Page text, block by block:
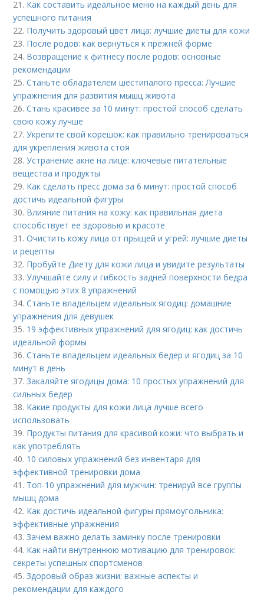
21. Как составить идеальное меню на каждый день для
успешного питания
22. Получить здоровый цвет лица: лучшие диеты для кожи
23. После родов: как вернуться к прежней форме
24. Возвращение к фитнесу после родов: основные
рекомендации
25.Станьте обладателем шестипалого пресса: Лучшие
упражнения для развития мышц живота
26.Стань красивее за 10 минут: простой способ сделать
свою кожу лучше
27.Укрепите свой корешок: как правильно тренироваться
для укрепления живота стоя
28.Устранение акне на лице: ключевые питательные
вещества и продукты
29. Как сделать пресс дома за 6 минут: простой способ
достичь идеальной фигуры
30. Влияние питания на кожу: как правильная диета
способствует ее здоровью и красоте
31.Очистить кожу лица от прыщей и угрей: лучшие диеты
и рецепты
32. Пробуйте Диету для кожи лица и увидите результаты
33.Улучшайте силу и гибкость задней поверхности бедра
с помощью этих 8 упражнений
34.Станьте владельцем идеальных ягодиц: домашние
упражнения для девушек
35. 19 эффективных упражнений для ягодиц: как достичь
идеальной формы
36.Станьте владельцем идеальных бедер и ягодиц за 10
минут в день
37.Закаляйте ягодицы дома: 10 простых упражнений для
сильных бедер
38. Какие продукты для кожи лица лучше всего
использовать
39. Продукты питания для красивой кожи: что выбрать и
как употреблять
40. 10 силовых упражнений без инвентаря для
эффективной тренировки дома
41. Топ-10 упражнений для мужчин: тренируй все группы
мышц дома
42. Как достичь идеальной фигуры прямоугольника:
эффективные упражнения
43.Зачем важно делать заминку после тренировки
44. Как найти внутреннюю мотивацию для тренировок:
секреты успешных спортсменов
45.Здоровый образ жизни: важные аспекты и
рекомендации для каждого